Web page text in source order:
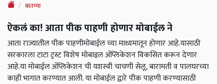
बातम्या
ऐकलं का! आता पीक पाहणी होणार मोबाईल ने
आता राज्यातील पीक पाहणीमोबाईल च्या माध्यमातून होणार आहे.यासाठी
सरकारला टाटा ट्रस्ट विशेष मोबाइल ॲप्लिकेशन विकसित करून देणार
आहे.या मोबाईल ॲप्लिकेशन ची यशस्वी चाचणी सेलू, बारामती व पालघरच्या
काही भागात करण्यात आली. या मोबाईल द्वारे पीक पाहणी करण्यासाठी